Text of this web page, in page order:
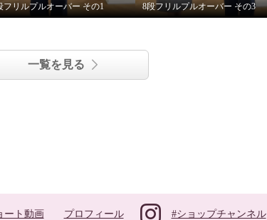
フリルプルオーバー その1 8段フリルプルオーバー その3
一覧を見る
ート動画 プロフィール #ショップチャンネル